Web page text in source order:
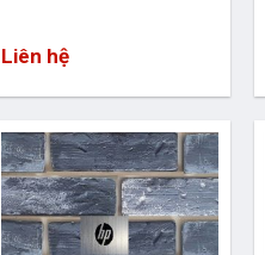
Liên hệ